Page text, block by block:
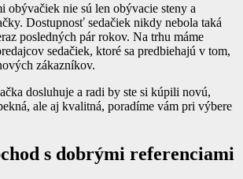
obývačiek nie sú len obývacie steny a
Dostupnosť sedačiek nikdy nebola taká
posledných pár rokov. Na trhu máme
sedačiek, ktoré sa predbiehajú v tom,
zákazníkov.
dosluhuje a radi by ste si kúpili novú,
ale aj kvalitná, poradíme vám pri výbere
s dobrými referenciami